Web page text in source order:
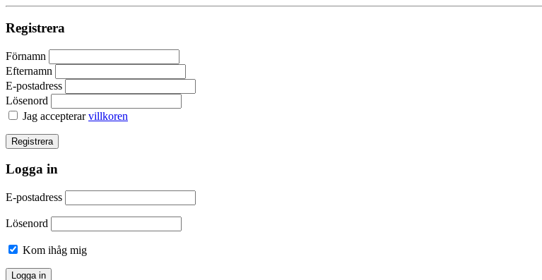
Registrera
Förnamn
Efternamn
E-postadress
Lösenord
Jag accepterarvillkoren
Logga in
E-postadress
Lösenord
Kom ihåg mig